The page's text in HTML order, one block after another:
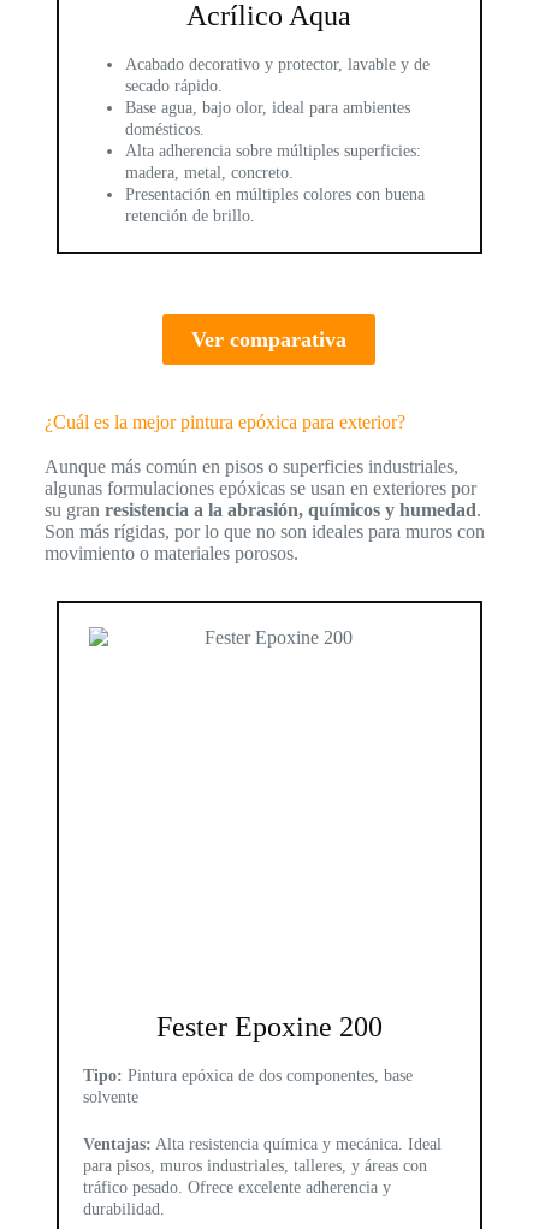
Acrílico Aqua
Acabado decorativo y protector, lavable y de
secado rápido.
Base agua, bajo olor, ideal para ambientes
domésticos.
Alta adherencia sobre múltiples superficies:
madera, metal, concreto.
Presentación en múltiples colores con buena
retención de brillo.
Ver comparativa
¿Cuál es la mejor pintura epóxica para exterior?
Aunque más común en pisos o superficies industriales,
algunas formulaciones epóxicas se usan en exteriores por
su gran resistencia a la abrasión, químicos y humedad.
Son más rígidas, por lo que no son ideales para muros con
movimiento o materiales porosos.
Fester Epoxine 200
Tipo: Pintura epóxica de dos componentes, base
solvente
Ventajas: Alta resistencia química y mecánica. Ideal
para pisos, muros industriales, talleres, y áreas con
tráfico pesado. Ofrece excelente adherencia y
durabilidad.